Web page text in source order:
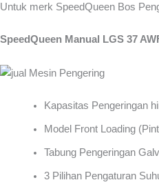
Untuk merk SpeedQueen Bos
SpeedQueen Manual LGS 37
Kapasitas Pengeringan
Model Front Loading
Tabung Pengeringan
3 Pilihan Pengaturan